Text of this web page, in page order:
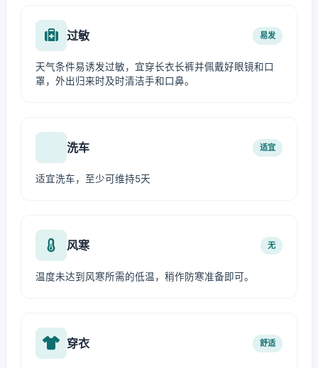
过敏 易发
天气条件易诱发过敏，宜穿长衣长裤并佩戴好眼镜和口
罩，外出归来时及时清洁手和口鼻。
洗车 适宜
适宜洗车，至少可维持5天
风寒 无
温度未达到风寒所需的低温，稍作防寒准备即可。
穿衣 舒适